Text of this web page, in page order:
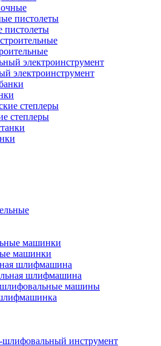
пистолеты
электроинструмент
степлеры
машинки
шлифмашина
шлифмашина
машины